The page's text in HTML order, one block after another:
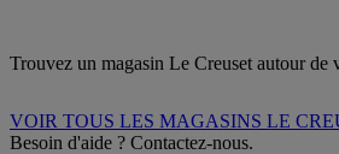
Trouvez un magasin Le Creuset autour de
VOIR TOUS LES MAGASINS LE
Besoin d'aide ? Contactez-nous.